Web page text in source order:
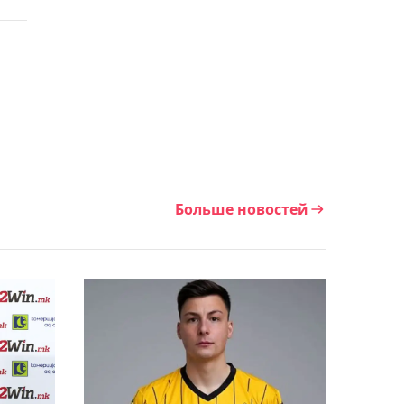
Сарсенбаев выступит за
Узбекистан на Grand Slam
в Швейцарии
17:14, Сегодня
Больше новостей